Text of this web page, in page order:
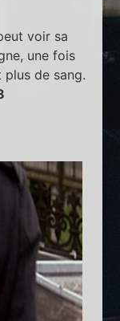
voir sa
une fois
de sang.